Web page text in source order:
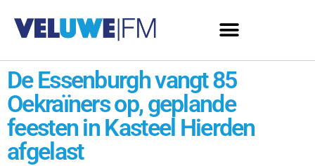
De Essenburgh vangt 85
Oekraïners op, geplande
feesten in Kasteel Hierden
afgelast